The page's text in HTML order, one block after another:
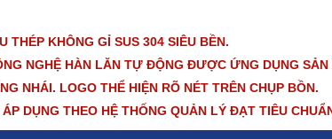
KHÔNG GỈ SUS 304 SIÊU BỀN.
NGHỆ HÀN LĂN TỰ ĐỘNG ĐƯỢC ỨNG DỤNG SẢN
NHÁI. LOGO THỂ HIỆN RÕ NÉT TRÊN CHỤP BỒN.
DỤNG THEO HỆ THỐNG QUẢN LÝ ĐẠT TIÊU